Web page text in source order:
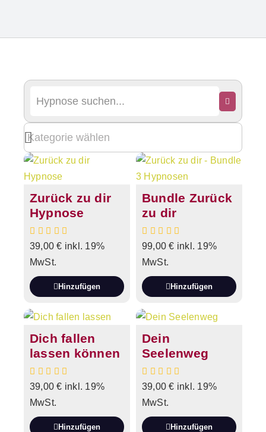
Zurück zu dir
Hypnose
39,00€ inkl. 19%
MwSt.
Hinzufügen
Bundle Zurück
zu dir
99,00€ inkl. 19%
MwSt.
Hinzufügen
Dich fallen
lassen können
39,00€ inkl. 19%
MwSt.
Hinzufügen
Dein
Seelenweg
39,00€ inkl. 19%
MwSt.
Hinzufügen